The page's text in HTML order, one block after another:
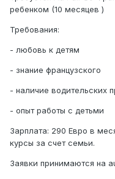
ребенком (10 месяцев )
Требования:
- любовь к детям
- знание французского
- наличие водительских
- опыт работы с детьми
Зарплата: 290 Евро в
курсы за счет семьи.
Заявки принимаются на